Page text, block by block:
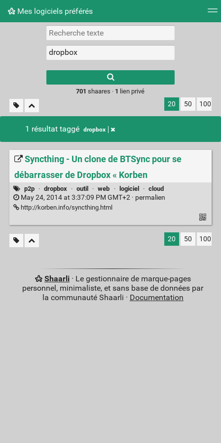
Mes logiciels préférés
Nuage de tags Mur d'images
results.
701 shaares · 1 lien privé
20 50 100
1 résultat taggé dropbox
Syncthing - Un clone de BTSync pour se
débarrasser de Dropbox « Korben
p2p · dropbox · outil · web · logiciel · cloud
May 24, 2014 at 3:37:09 PM GMT+2 · permalien
http://korben.info/syncthing.html
20 50 100
Shaarli· Le gestionnaire de marque-pages
personnel, minimaliste, et sans base de données par
la communauté Shaarli · Documentation